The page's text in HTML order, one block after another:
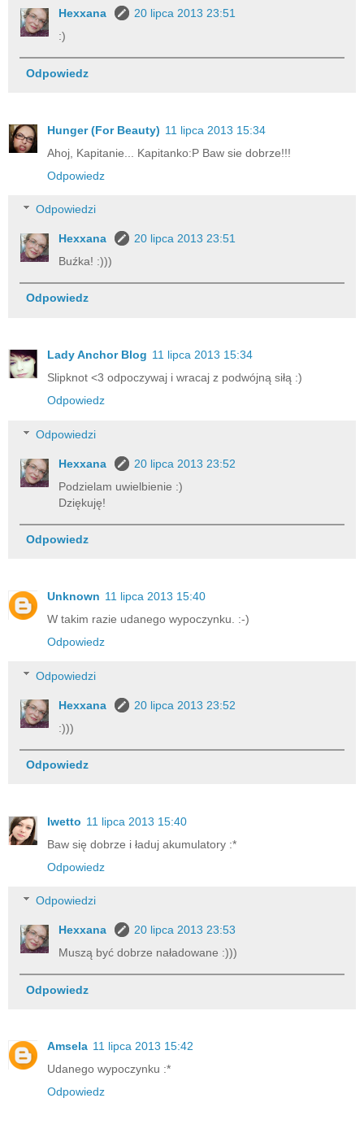
Hexxana
20 lipca 2013 23:51
:)
Odpowiedz
Hunger (For Beauty) 11 lipca 2013 15:34
Ahoj, Kapitanie... Kapitanko:P Baw sie dobrze!!!
Odpowiedz
Odpowiedzi
Hexxana
20 lipca 2013 23:51
Buźka! :)))
Odpowiedz
Lady Anchor Blog 11 lipca 2013 15:34
Slipknot <3 odpoczywaj i wracaj z podwójną siłą :)
Odpowiedz
Odpowiedzi
Hexxana
20 lipca 2013 23:52
Podzielam uwielbienie :)
Dziękuję!
Odpowiedz
Unknown 11 lipca 2013 15:40
W takim razie udanego wypoczynku. :-)
Odpowiedz
Odpowiedzi
Hexxana
20 lipca 2013 23:52
:)))
Odpowiedz
Iwetto 11 lipca 2013 15:40
Baw się dobrze i ładuj akumulatory :*
Odpowiedz
Odpowiedzi
Hexxana
20 lipca 2013 23:53
Muszą być dobrze naładowane :)))
Odpowiedz
Amsela 11 lipca 2013 15:42
Udanego wypoczynku :*
Odpowiedz